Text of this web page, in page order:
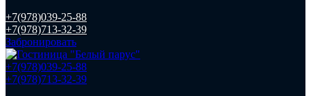
+7(978)039-25-88
+7(978)713-32-39
Забронировать
+7(978)039-25-88
+7(978)713-32-39